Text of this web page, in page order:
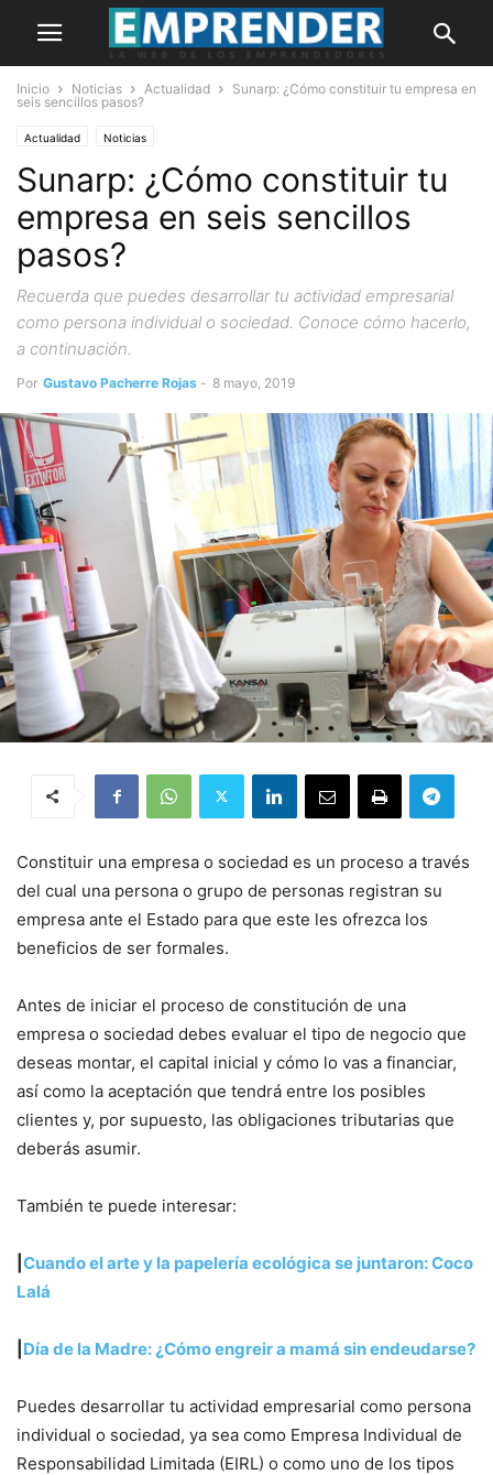
Inicio Noticias Actualidad
Sunarp: ¿Cómo constituir tu empresa en
seis sencillos pasos?
Actualidad Noticias
Sunarp: ¿Cómo constituir tu
empresa en seis sencillos
pasos?
Recuerda que puedes desarrollar tu actividad empresarial
como persona individual o sociedad. Conoce cómo hacerlo,
a continuación.
Por Gustavo Pacherre Rojas - 8 mayo, 2019
Constituir una empresa o sociedad es un proceso a través
del cual una persona o grupo de personas registran su
empresa ante el Estado para que este les ofrezca los
beneficios de ser formales.
Antes de iniciar el proceso de constitución de una
empresa o sociedad debes evaluar el tipo de negocio que
deseas montar, el capital inicial y cómo lo vas a financiar,
así como la aceptación que tendrá entre los posibles
clientes y, por supuesto, las obligaciones tributarias que
deberás asumir.
También te puede interesar:
Cuando el arte y la papelería ecológica se juntaron: Coco
Lalá
Día de la Madre: ¿Cómo engreir a mamá sin endeudarse?
Puedes desarrollar tu actividad empresarial como persona
individual o sociedad, ya sea como Empresa Individual de
Responsabilidad Limitada (EIRL) o como uno de los tipos